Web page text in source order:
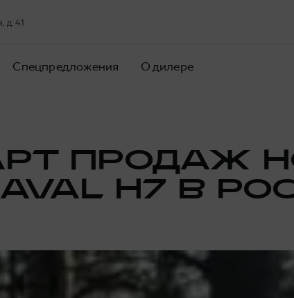
д. 41
Спецпредложения О дилере
ПРОДАЖ
H7 В